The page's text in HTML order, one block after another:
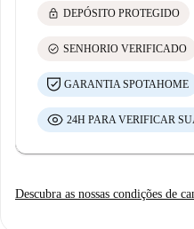
lock DEPÓSITO PROTEGIDO
check_circle SENHORIO VERIFICADO
GARANTIA SPOTAHOME
24H PARA VERIFICAR
Descubra as nossas condições de